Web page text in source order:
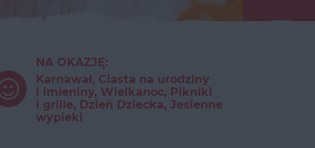
NA OKAZJĘ:
Karnawał, Ciasta na urodziny
i imieniny, Wielkanoc, Pikniki
i grille, Dzień Dziecka, Jesienne
wypieki